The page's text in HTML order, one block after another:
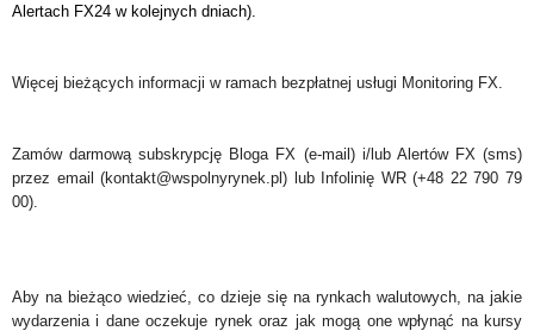
Alertach FX24 w kolejnych dniach).
Więcej bieżących informacji w ramach bezpłatnej usługi Monitoring FX.
Zamów darmową subskrypcję Bloga FX (e-mail) i/lub Alertów FX (sms)
przez email (kontakt@wspolnyrynek.pl) lub Infolinię WR (+48 22 790 79
00).
Aby na bieżąco wiedzieć, co dzieje się na rynkach walutowych, na jakie
wydarzenia i dane oczekuje rynek oraz jak mogą one wpłynąć na kursy